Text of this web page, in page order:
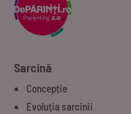
Sarcină
Concepție
Evoluția sarcinii